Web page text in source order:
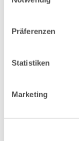
Präferenzen
Statistiken
Marketing
2018
2017
2016
2015
2014